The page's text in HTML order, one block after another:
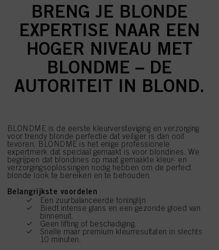
BRENG JE BLONDE
EXPERTISE NAAR EEN
HOGER NIVEAU MET
BLONDME – DE
AUTORITEIT IN BLOND.
BLONDME is de eerste kleurversteviging en verzorging
voor trendy blonde perfectie dat veiliger is dan ooit
tevoren. BLONDME is het enige professionele
expertmerk dat speciaal gemaakt is voor blondines. We
begrijpen dat blondines op maat gemaakte kleur- en
verzorgingsoplossingen nodig hebben om de perfect
blonde look te bereiken en te behouden.
Belangrijkste voordelen
Een zuurbalanceerde toninglijn
Biedt intense glans en een gezonde gloed van
binnenuit.
Geen lifting of beschadiging.
Snelle maar premium kleurresultaten in slechts
10 minuten.